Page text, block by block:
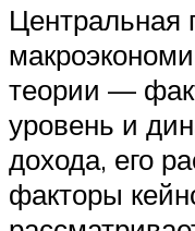
Центральная
теории —
уровень и
дохода, его
факторы